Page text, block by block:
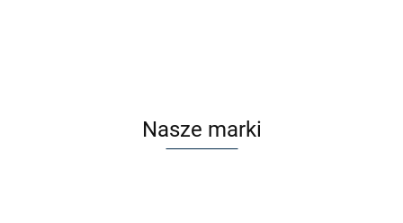
Nasze marki